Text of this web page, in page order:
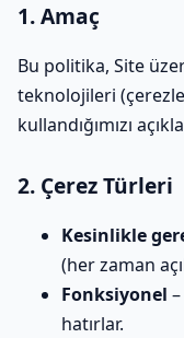
1. Amaç
Bu politika, Site
teknolojileri
kullandığımızı
2. Çerez Türleri
Kesinlikle
(her zaman
Fonksiyonel
hatırlar.